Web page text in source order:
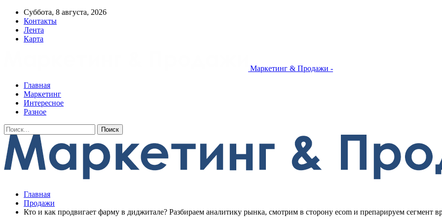
Суббота, 8 августа, 2026
Контакты
Лента
Карта
Маркетинг & Продажи -
Главная
Маркетинг
Интересное
Разное
Главная
Продажи
Кто и как продвигает фарму в диджитале? Разбираем аналитику рынка, смотрим в сторону ecom и препарируем сегмент